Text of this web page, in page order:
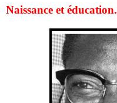
Naissance et éducation.